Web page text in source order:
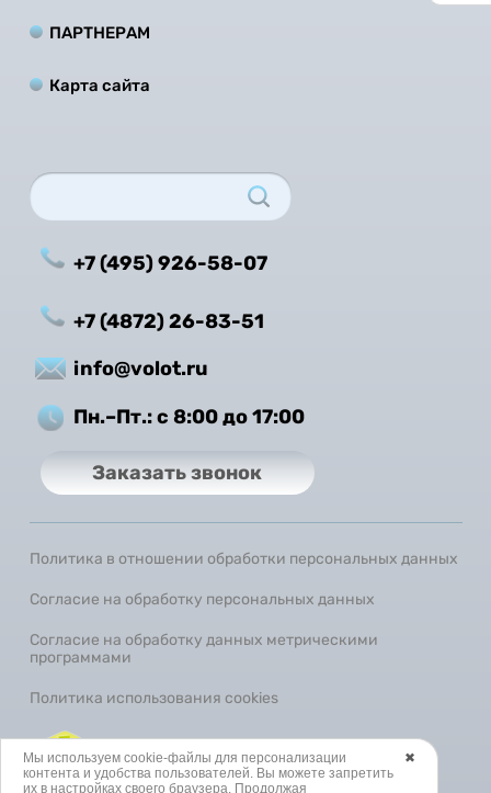
ПАРТНЕРАМ
Карта сайта
+7 (495) 926-58-07
+7 (4872) 26-83-51
info@volot.ru
Пн.–Пт.: с 8:00 до 17:00
Заказать звонок
Политика в отношении обработки персональных данных
Согласие на обработку персональных данных
Согласие на обработку данных метрическими
программами
Политика использования cookies
SEO-продвижение сайта ✖
Мы используем cookie-файлы для персонализации
контента и удобства пользователей. Вы можете запретить
их в настройках своего браузера. Продолжая